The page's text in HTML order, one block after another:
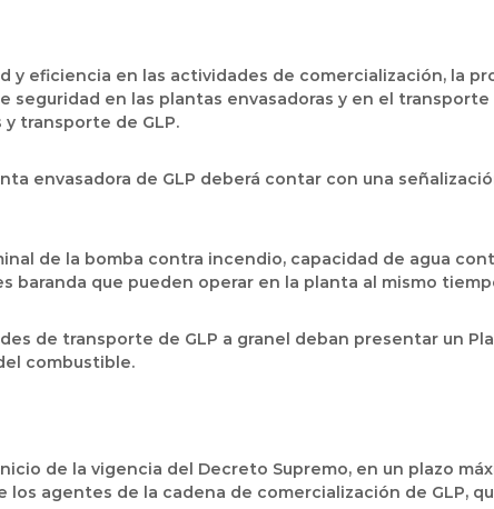
y eficiencia en las actividades de comercialización, la
en las plantas envasadoras y en el
transporte de GLP.
envasadora de GLP deberá contar con una
de la bomba contra incendio, capacidad de agua
baranda que pueden operar en la planta al mismo
de transporte de GLP a granel deban presentar un
combustible.
de la vigencia del Decreto Supremo, en un plazo
los agentes de la cadena de comercialización de GLP,